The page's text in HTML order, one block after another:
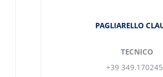
PAGLIARELLO
TECNICO
+39